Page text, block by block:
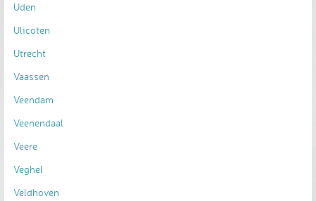
Uden
Ulicoten
Utrecht
Vaassen
Veendam
Veenendaal
Veere
Veghel
Veldhoven